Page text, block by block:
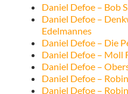
Daniel Defoe – Bob
Daniel Defoe –
Edelmannes
Daniel Defoe – Die
Daniel Defoe – Moll
Daniel Defoe –
Daniel Defoe –
Daniel Defoe –